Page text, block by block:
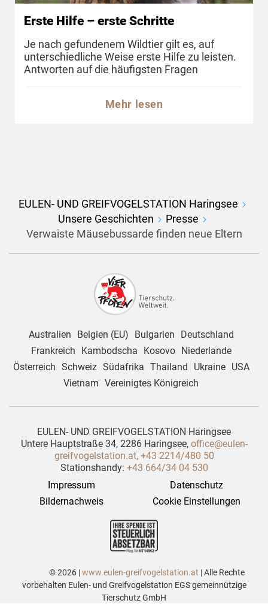
Erste Hilfe – erste Schritte
Je nach gefundenem Wildtier gilt es, auf
unterschiedliche Weise erste Hilfe zu leisten.
Antworten auf die häufigsten Fragen
Mehr lesen
EULEN- UND GREIFVOGELSTATION Haringsee
Unsere Geschichten
Presse
Verwaiste Mäusebussarde finden neue Eltern
Australien Belgien (EU) Bulgarien
Deutschland
Frankreich
Kambodscha Kosovo
Niederlande
Österreich Schweiz Südafrika Thailand Ukraine
USA
Vietnam Vereinigtes Königreich
EULEN- UND GREIFVOGELSTATION Haringsee
Untere Hauptstraße 34, 2286 Haringsee, office@eulen-
greifvogelstation.at, +43 2214/480 50
Stationshandy: +43 664/34 04 530
Impressum
Datenschutz
Bildernachweis
Cookie Einstellungen
© 2026 |www.eulen-greifvogelstation.at | Alle Rechte
vorbehalten Eulen- und Greifvogelstation EGS gemeinnützige
Tierschutz GmbH